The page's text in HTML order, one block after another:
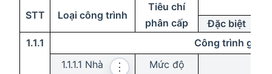
STT Loại công trình
Tiêu chí
phân cấp
Đặc biệt
1.1.1
Công trình giáo
1.1.1.1 Nhà
⋮
Mức độ